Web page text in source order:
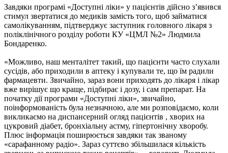
Завдяки програмі «Доступні ліки» у пацієнтів дійсно з’явився
стимул звертатися до медиків замість того, щоб займатися
самолікуванням, підтверджує заступник головного лікаря з
поліклінічного розділу роботи КУ «ЦМЛ №2» Людмила
Бондаренко.
«Можливо, наш менталітет такий, що пацієнти часто слухали
сусідів, або приходили в аптеку і купували те, що їм радили
фармацевти. Звичайно, зараз вони приходять до лікаря і лікар
вже вирішує що краще, підбирає і дозу, і сам препарат. На
початку дії програми «Доступні ліки», звичайно,
поінформованість була незначною, але ми розповідаємо, коли
викликаємо на диспансерний огляд пацієнтів , хворих на
цукровий діабет, бронхіальну астму, гіпертонічну хворобу.
Плюс інформація поширюється завдяки так званому
«сарафанному радіо». Зараз суттєво збільшилася кількість